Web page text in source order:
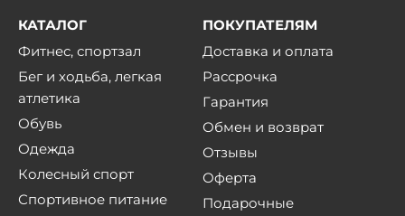
КАТАЛОГ
Фитнес, спортзал
Бег и ходьба, легкая
атлетика
Обувь
Одежда
Колесный спорт
Спортивное питание
ПОКУПАТЕЛЯМ
Доставка и оплата
Рассрочка
Гарантия
Обмен и возврат
Отзывы
Оферта
Подарочные